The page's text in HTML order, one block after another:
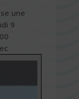
une
9